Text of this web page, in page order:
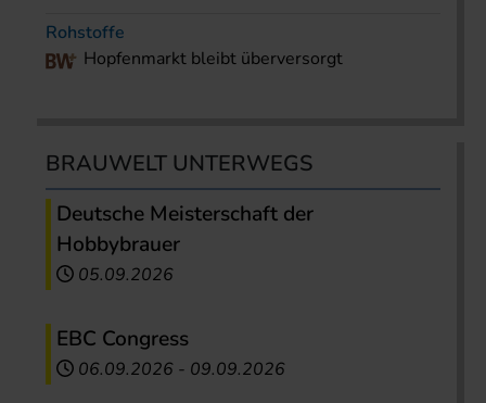
Rohstoffe
Hopfenmarkt bleibt überversorgt
BRAUWELT UNTERWEGS
Deutsche Meisterschaft der
Hobbybrauer
05.09.2026
EBC Congress
06.09.2026 - 09.09.2026